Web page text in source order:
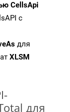
CellsApi
с
для
XLSM
для